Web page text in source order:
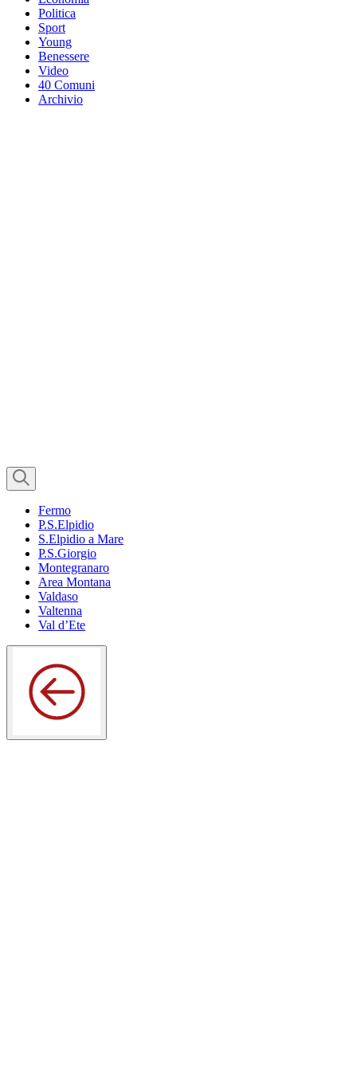
Politica
Sport
Young
Benessere
Video
40 Comuni
Archivio
Fermo
P.S.Elpidio
S.Elpidio a Mare
P.S.Giorgio
Montegranaro
Area Montana
Valdaso
Valtenna
Val d’Ete